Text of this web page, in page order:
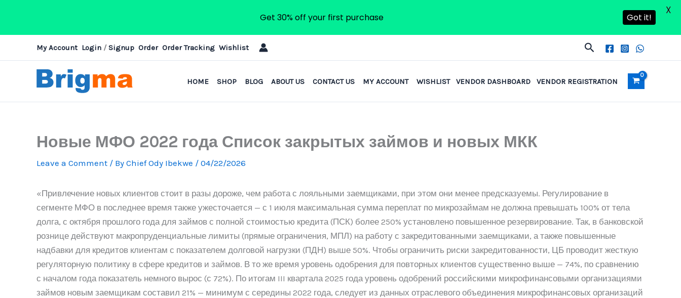
My Account Login / Signup Order Order Tracking Wishlist Search
HOME SHOP BLOG ABOUT US CONTACT US MY ACCOUNT WISHLIST VENDOR DASHBOARD VENDOR REGISTRATION
Новые МФО 2022 года Список закрытых займов и новых МКК
Leave a Comment / By Chief Ody Ibekwe / 04/22/2026
«Привлечение новых клиентов стоит в разы дороже, чем работа с лояльными заемщиками, при этом они менее предсказуемы. Регулирование в
сегменте МФО в последнее время также ужесточается — с 1 июля максимальная сумма переплат по микрозаймам не должна превышать 100% от тела
долга, с октября прошлого года для займов с полной стоимостью кредита (ПСК) более 250% установлено повышенное резервирование. Так, в банковской
рознице действуют макропруденциальные лимиты (прямые ограничения, МПЛ) на работу с закредитованными заемщиками, а также повышенные
надбавки для кредитов клиентам с показателем долговой нагрузки (ПДН) выше 50%. Чтобы ограничить риски закредитованности, ЦБ проводит жесткую
регуляторную политику в сфере кредитов и займов. В то же время уровень одобрения для повторных клиентов существенно выше — 74%, по сравнению
с началом года показатель немного вырос (с 72%). По итогам III квартала 2025 года уровень одобрений российскими микрофинансовыми организациями
займов новым заемщикам составил 21% — минимум с середины 2022 года, следует из данных отраслевого объединения микрофинансовых организаций
Get 30% off your first purchase Got it!
X